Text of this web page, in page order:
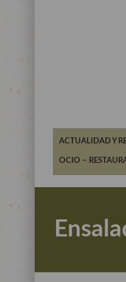
ACTUALIDAD Y
OCIO –